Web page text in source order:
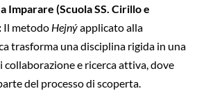
Imparare (Scuola SS. Cirillo e
Il metodo Hejnýapplicato alla
trasforma una disciplina rigida in una
collaborazione e ricerca attiva, dove
del processo di scoperta.